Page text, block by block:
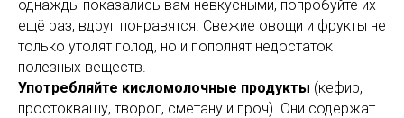
однажды показались вам невкусными, попробуйте их
ещё раз, вдруг понравятся. Свежие овощи и фрукты не
только утолят голод, но и пополнят недостаток
полезных веществ.
Употребляйте кисломолочные продукты (кефир,
простоквашу, творог, сметану и проч). Они содержат